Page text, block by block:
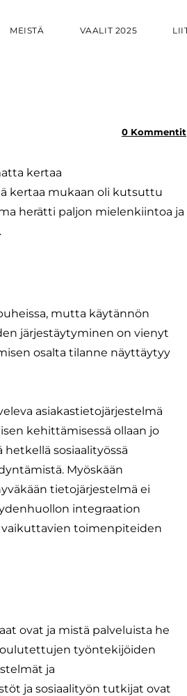
MEISTÄ VAALIT 2025
0 Kommentit
kertaa
kertaa mukaan oli kutsuttu
herätti paljon mielenkiintoa ja
mutta käytännön
järjestäytyminen on vienyt
osalta tilanne näyttäytyy
asiakastietojärjestelmä
kehittämisessä ollaan jo
sosiaalityössä
Myöskään
tietojärjestelmä ei
integraation
vaikuttavien toimenpiteiden
ovat ja mistä palveluista he
työntekijöiden
ja
ja sosiaalityön tutkijat ovat